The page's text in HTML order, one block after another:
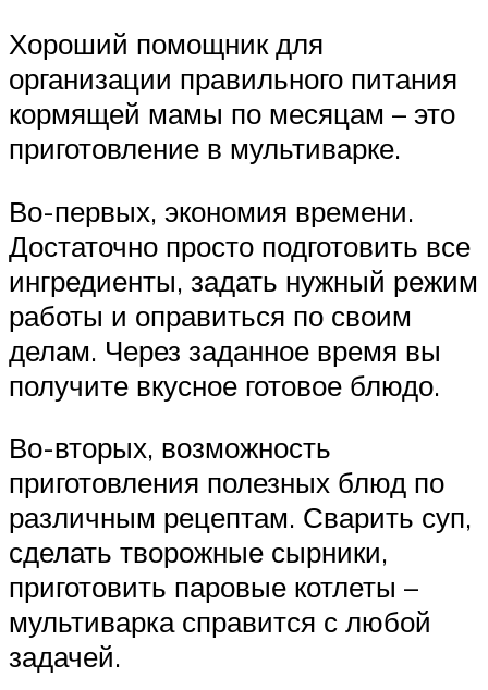
Хороший помощник для
организации правильного питания
кормящей мамы по месяцам – это
приготовление в мультиварке.
Во-первых, экономия времени.
Достаточно просто подготовить все
ингредиенты, задать нужный режим
работы и оправиться по своим
делам. Через заданное время вы
получите вкусное готовое блюдо.
Во-вторых, возможность
приготовления полезных блюд по
различным рецептам. Сварить суп,
сделать творожные сырники,
приготовить паровые котлеты –
мультиварка справится с любой
задачей.